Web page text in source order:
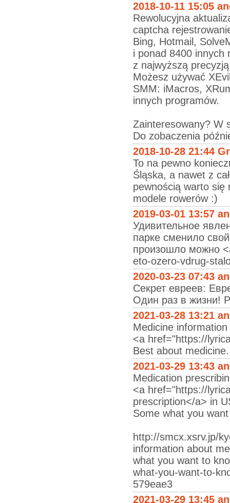
2018-10-11 15:05
Rewolucyjna
captcha
Bing, Hotmail,
i ponad 8400 innych
z najwyższą
Możesz używać
SMM: iMacros,
innych programów.
Zainteresowany? W
Do zobaczenia
2018-10-28 21:44
To na pewno
Śląska, a nawet z
pewnością warto się
modele rowerów :)
2019-03-01 13:57
Удивительное
парке сменило
произошло можно
eto-ozero-vdrug-
2020-03-23 07:43
Секрет евреев:
Один раз в жизни!
2021-03-28 13:21
Medicine
<a href="https://
Best about
2021-03-29 13:43
Medication
<a href="https://
prescription</a> in
Some what you
http://smcx.xsrv.jp/
information about
what you want to
what-you-want-to-
579eae3
2021-03-29 13:45